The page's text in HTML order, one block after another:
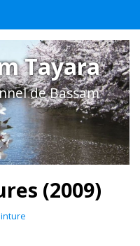
Tayara
de Bassam
(2009)